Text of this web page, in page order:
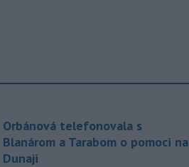
Orbánová telefonovala s
Blanárom a Tarabom o pomoci na
Dunaji